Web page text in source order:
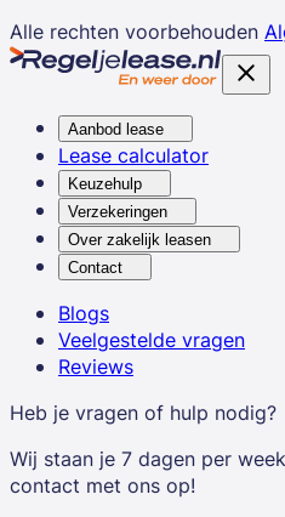
Alle rechten voorbehouden
Aanbod lease
Lease calculator
Keuzehulp
Verzekeringen
Over zakelijk leasen
Contact
Blogs
Veelgestelde vragen
Reviews
Heb je vragen of hulp nodig?
Wij staan je 7 dagen per
contact met ons op!